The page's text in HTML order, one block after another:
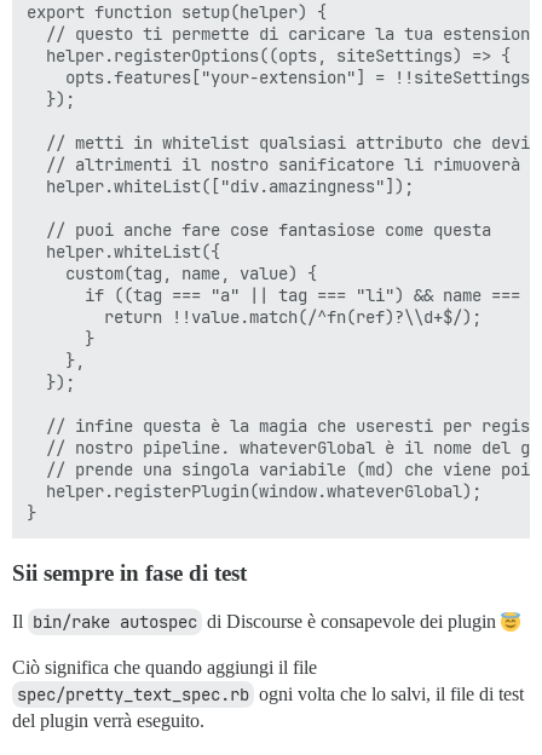
export function setup(helper) {
// questo ti permette di caricare la tua
  helper.registerOptions((opts, siteSettings) => {
opts.features["your-extension"] =
  });
// metti in whitelist qualsiasi attributo che devi
  // altrimenti il nostro sanificatore li rimuoverà
  helper.whiteList(["div.amazingness"]);
  // puoi anche fare cose fantasiose come questa
  helper.whiteList({
    custom(tag, name, value) {
if ((tag === "a" || tag === "li") && name ===
        return !!value.match(/^fn(ref)?\\d+$/);
      }
    },
  });
// infine questa è la magia che useresti per
// nostro pipeline. whateverGlobal è il nome del
// prende una singola variabile (md) che viene
  helper.registerPlugin(window.whateverGlobal);
Sii sempre in fase di test
Il bin/rake autospec di Discourse è consapevole dei plugin
Ciò significa che quando aggiungi il file
spec/pretty_text_spec.rb ogni volta che lo salvi, il file di test
del plugin verrà eseguito.